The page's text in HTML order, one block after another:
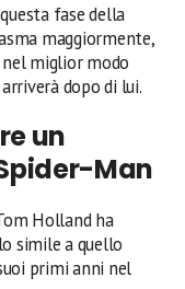
fase della
maggiormente,
nel miglior modo
dopo di lui.
un
Man
Holland ha
simile a quello
primi anni nel